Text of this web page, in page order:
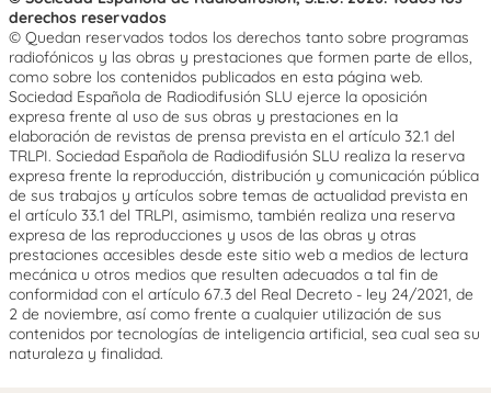
derechos reservados
© Quedan reservados todos los derechos tanto sobre programas
radiofónicos y las obras y prestaciones que formen parte de ellos,
como sobre los contenidos publicados en esta página web.
Sociedad Española de Radiodifusión SLU ejerce la oposición
expresa frente al uso de sus obras y prestaciones en la
elaboración de revistas de prensa prevista en el artículo 32.1 del
TRLPI. Sociedad Española de Radiodifusión SLU realiza la reserva
expresa frente la reproducción, distribución y comunicación pública
de sus trabajos y artículos sobre temas de actualidad prevista en
el artículo 33.1 del TRLPI, asimismo, también realiza una reserva
expresa de las reproducciones y usos de las obras y otras
prestaciones accesibles desde este sitio web a medios de lectura
mecánica u otros medios que resulten adecuados a tal fin de
conformidad con el artículo 67.3 del Real Decreto - ley 24/2021, de
2 de noviembre, así como frente a cualquier utilización de sus
contenidos por tecnologías de inteligencia artificial, sea cual sea su
naturaleza y finalidad.